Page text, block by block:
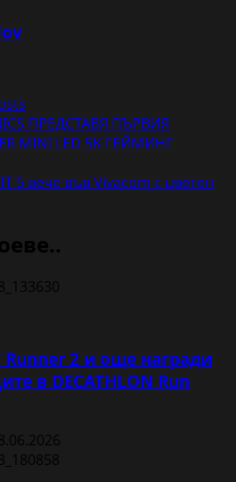
ПРЕДСТАВЯ ПЪРВИЯ
MINI LED 5K ГЕЙМИНГ
5 вече във Vivacom с цветен
Runner 2 и още награди
в DECATHLON Run